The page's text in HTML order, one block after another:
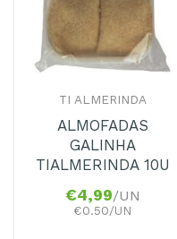
TI ALMERINDA
ALMOFADAS
GALINHA
TIALMERINDA 10U
€4,99/UN
€0.50/UN